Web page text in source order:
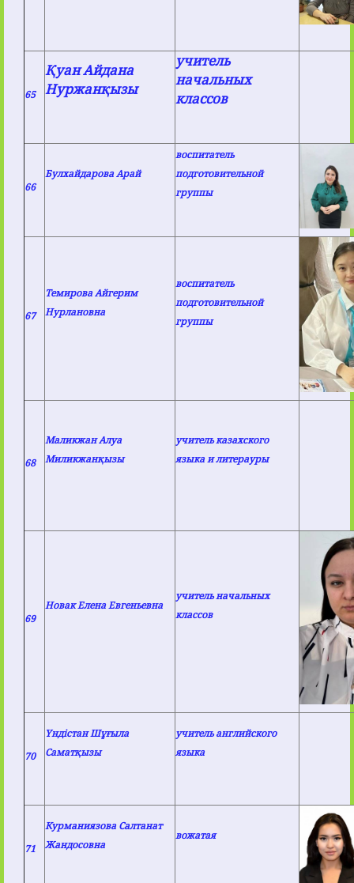
65
Қуан Айдана
Нуржанқызы
учитель
начальных
классов
66
Булхайдарова Арай
воспитатель
подготовительной
группы
67
Темирова Айгерим
Нурлановна
воспитатель
подготовительной
группы
68
Маликжан Алуа
Миликжанқызы
учитель казахского
языка и литерауры
69
Новак Елена Евгеньевна
учитель начальных
классов
70
Үндістан Шұғыла
Саматқызы
учитель английского
языка
71
Курманиязова Салтанат
Жандосовна
вожатая